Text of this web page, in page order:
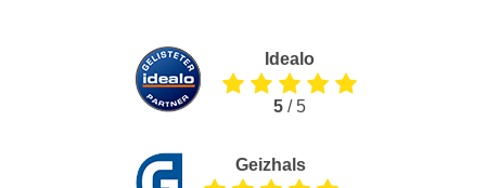
Idealo
5/ 5
Geizhals